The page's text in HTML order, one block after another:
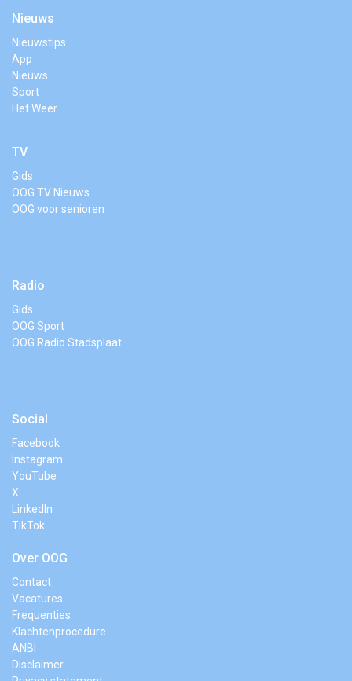
Nieuws
Nieuwstips
App
Nieuws
Sport
Het Weer
TV
Gids
OOG TV Nieuws
OOG voor senioren
Radio
Gids
OOG Sport
OOG Radio Stadsplaat
Social
Facebook
Instagram
YouTube
X
LinkedIn
TikTok
Over OOG
Contact
Vacatures
Frequenties
Klachtenprocedure
ANBI
Disclaimer